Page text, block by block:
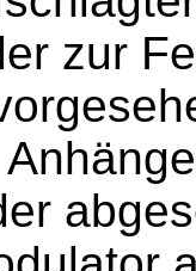
zur